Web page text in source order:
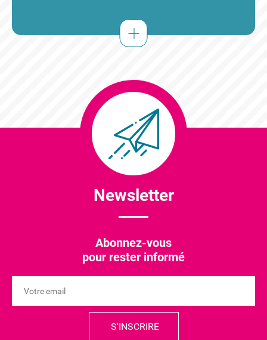
LE FSE S'ENGAGE AVEC IAE GRAND EST-
LCA POUR METTRE EN ŒUVRE DEUX
PROGRAMMES D'ACTIONS SPÉCIFIQUES
Newsletter
Abonnez-vous
pour rester informé